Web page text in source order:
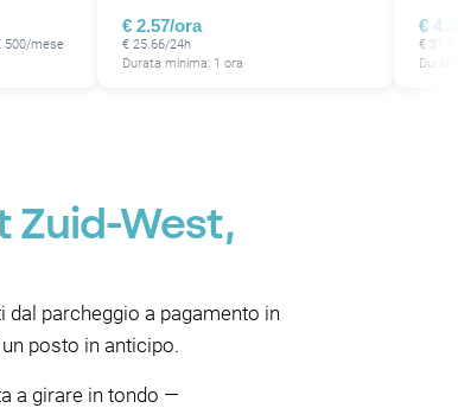
500/mese
€ 2.57/ora
€ 25.66/24h
Durata minima: 1 ora
€
€
Zuid-West,
parcheggio a pagamento in
posto in anticipo.
a girare in tondo —